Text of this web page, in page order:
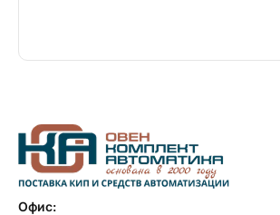
Офис: